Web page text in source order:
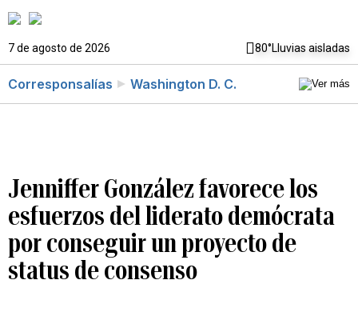
7 de agosto de 2026 80°Lluvias aisladas
Corresponsalías Washington D. C.
Jenniffer González favorece los
esfuerzos del liderato demócrata
por conseguir un proyecto de
status de consenso